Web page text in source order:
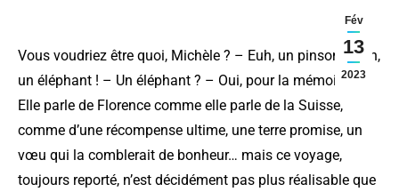
Fév
13
2023
Vous voudriez être quoi, Michèle ? – Euh, un pinson… non,
un éléphant ! – Un éléphant ? – Oui, pour la mémoire. »
Elle parle de Florence comme elle parle de la Suisse,
comme d’une récompense ultime, une terre promise, un
vœu qui la comblerait de bonheur… mais ce voyage,
toujours reporté, n’est décidément pas plus réalisable que